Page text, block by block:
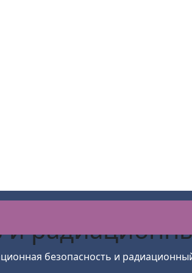
безопасность и